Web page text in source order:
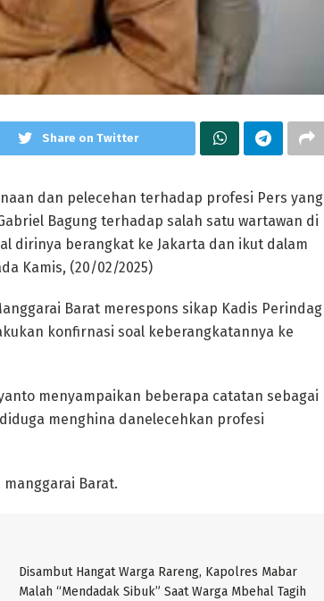
Share on Twitter
dan pelecehan terhadap profesi Pers yang
Bagung terhadap salah satu wartawan di
dirinya berangkat ke Jakarta dan ikut dalam
Kamis, (20/02/2025)
Barat merespons sikap Kadis Perindag
konfirnasi soal keberangkatannya ke
menyampaikan beberapa catatan sebagai
menghina danelecehkan profesi
Barat.
Disambut Hangat Warga Rareng, Kapolres Mabar
Malah “Mendadak Sibuk” Saat Warga Mbehal Tagih